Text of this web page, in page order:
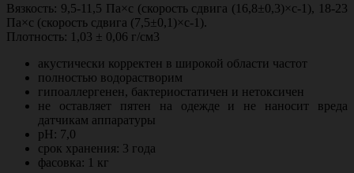
Вязкость: 9,5-11,5 Па×c (скорость сдвига (16,8±0,3)×c-1), 18-23
Па×c (скорость сдвига (7,5±0,1)×c-1).
Плотность: 1,03 ± 0,06 г/см3
акустически корректен в широкой области частот
полностью водорастворим
гипоаллергенен, бактериостатичен и нетоксичен
не оставляет пятен на одежде и не наносит вреда
датчикам аппаратуры
pH: 7,0
срок хранения: 3 года
фасовка: 1 кг